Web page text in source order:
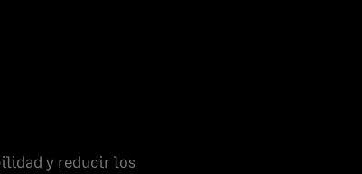
y reducir los